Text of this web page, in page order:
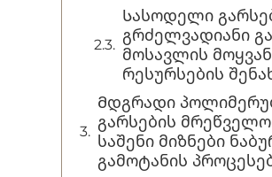
Სასოდელი
გრძელვადიანი
მოსავლის
რესურსების
Მდგრადი
გარსების
საშენი მიზნები
გამოტანის